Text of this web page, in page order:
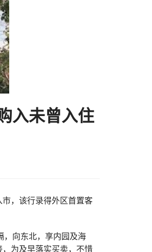
入未曾入住
，该行录得外区首置客
，向东北，享内园及海
为及早落实买卖，不惜